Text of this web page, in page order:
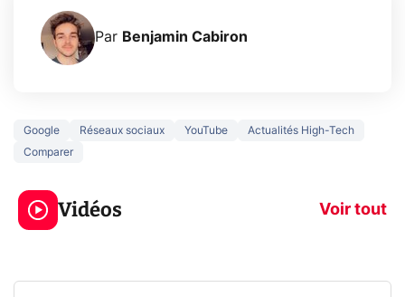
Par Benjamin Cabiron
Google Réseaux sociaux YouTube
Actualités High-Tech
Comparer
Vidéos Voir tout
5 générations de
jeux dans la
prochaine Xbox !
navigation